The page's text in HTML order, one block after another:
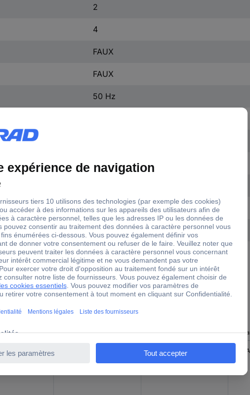
2
4
FAUX
FAUX
50 Hz
1.5-16 mm²
25-60 °C
VRAI
4
- arrondi Fusion Type de produit
Interrupteur différentiel 0.03 A